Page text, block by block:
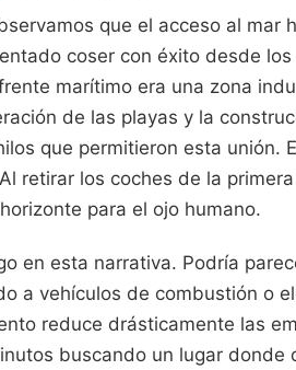
que el acceso al mar
coser con éxito desde
marítimo era una zona
de las playas y la
que permitieron esta unión.
retirar los coches de la
para el ojo humano.
en esta narrativa. Podría
a vehículos de combustión o
reduce drásticamente las
buscando un lugar donde